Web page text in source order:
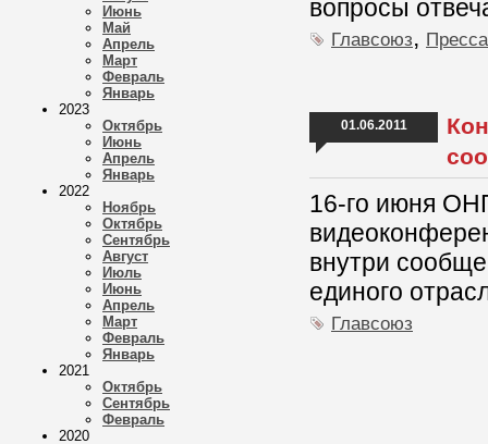
Июнь
Май
Апрель
Март
Февраль
Январь
2023
Октябрь
Июнь
Апрель
Январь
2022
Ноябрь
Октябрь
Сентябрь
Август
Июль
Июнь
Апрель
Март
Февраль
Январь
2021
Октябрь
Сентябрь
Февраль
2020
вопросы
Главсоюз, Пресса
01.06.2011
16-го июня
внутри
единого
Главсоюз